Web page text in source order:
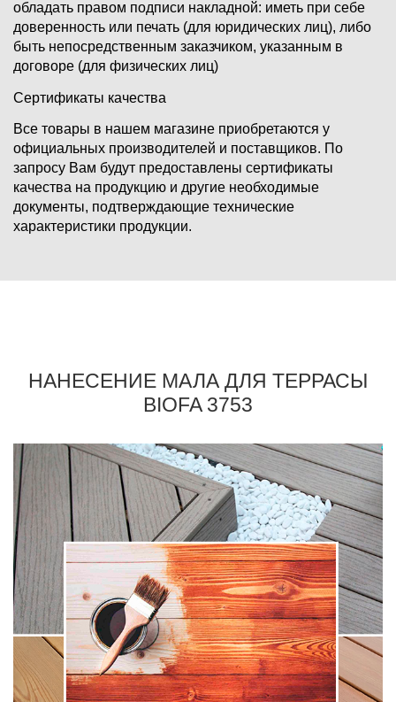
обладать правом подписи накладной: иметь при себе
доверенность или печать (для юридических лиц), либо
быть непосредственным заказчиком, указанным в
договоре (для физических лиц)
Сертификаты качества
Все товары в нашем магазине приобретаются у
официальных производителей и поставщиков. По
запросу Вам будут предоставлены сертификаты
качества на продукцию и другие необходимые
документы, подтверждающие технические
характеристики продукции.
НАНЕСЕНИЕ МАЛА ДЛЯ ТЕРРАСЫ
BIOFA 3753